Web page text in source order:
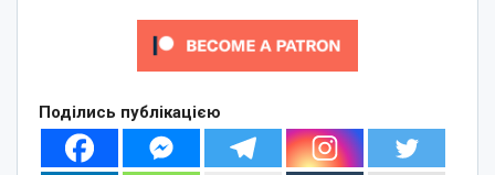
Поділись публікацією